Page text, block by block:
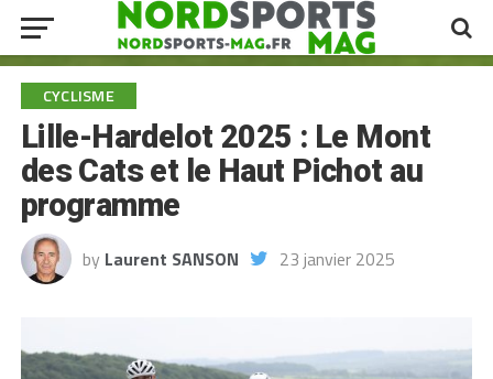
CYCLISME
Lille-Hardelot 2025 : Le Mont
des Cats et le Haut Pichot au
programme
by Laurent SANSON 23 janvier 2025